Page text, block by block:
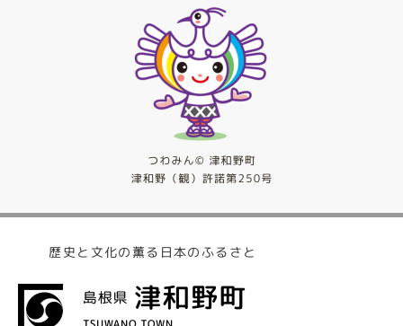
歴史と文化の薫る日本のふるさと